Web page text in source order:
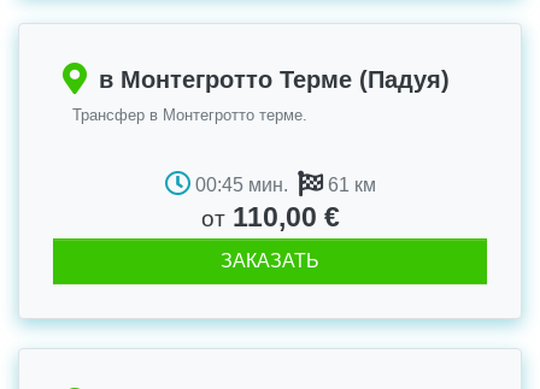
в Монтегротто Терме (Падуя)
Трансфер в Монтегротто терме.
00:45 мин. 61 км
от 110,00 €
ЗАКАЗАТЬ